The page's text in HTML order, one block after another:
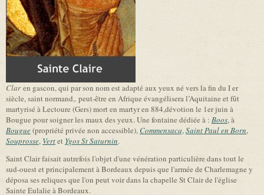
Claren gascon, qui par son nom est adapté aux yeux né vers la fin du I er
siècle, saint normand,. peut-être en Afrique évangélisera l’Aquitaine et fût
martyrisé à Lectoure (Gers) mort en martyr en 884,dévotion le 1er juin à
Bougue pour soigner les maux des yeux. Une fontaine dédiée à : Boos, à
Bougue(propriété privée non accessible),Commensacq,Saint Paul en Born,
Souprosse, Vertet Ygos St Saturnin.
Saint Clair faisait autrefois l'objet d'une vénération particulière dans tout le
sud-ouest et principalement à Bordeaux depuis que l'armée de Charlemagne y
déposa ses reliques que l'on peut voir dans la chapelle St Clair de l'église
Sainte Eulalie à Bordeaux.